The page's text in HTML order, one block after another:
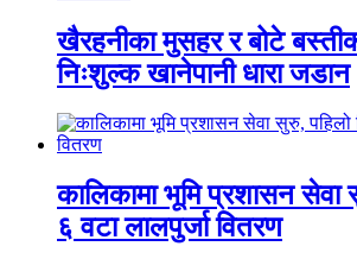
खैरहनीका मुसहर र बोटे
निःशुल्क खानेपानी धारा जडान
कालिकामा भूमि प्रशासन सेवा
६ वटा लालपुर्जा वितरण